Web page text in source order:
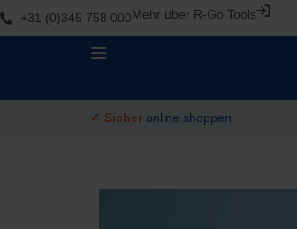
+31 (0)345 758 000Mehr über R-Go Tools
✓ Sicher online shoppen